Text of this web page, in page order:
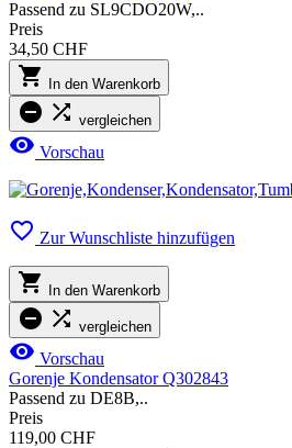
Passend zu SL9CDO20W,..
Preis
34,50 CHF
 In den Warenkorb
  vergleichen
 Vorschau
 Zur Wunschliste hinzufügen
 In den Warenkorb
  vergleichen
 Vorschau
Gorenje Kondensator Q302843
Passend zu DE8B,..
Preis
119,00 CHF